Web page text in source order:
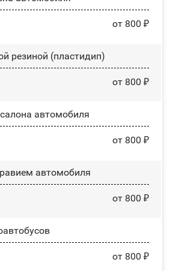
от 800 ₽
резиной (пластидип)
от 800 ₽
автомобиля
от 800 ₽
автомобиля
от 800 ₽
от 800 ₽